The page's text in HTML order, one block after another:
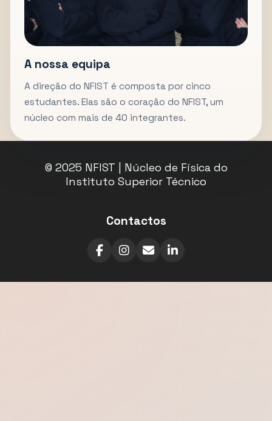
A nossa equipa
A direção do NFIST é composta por cinco
estudantes. Elas são o coração do NFIST, um
núcleo com mais de 40 integrantes.
© 2025 NFIST | Núcleo de Física do
Instituto Superior Técnico
Contactos